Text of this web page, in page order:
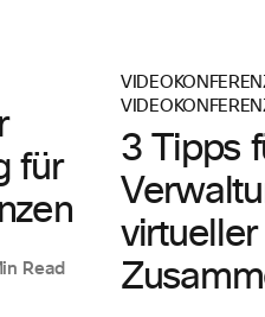
für
Read
3 Tipps
virtueller